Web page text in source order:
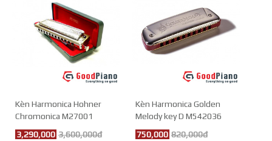
Kèn Harmonica Hohner
Chromonica M27001
3,290,000 3,600,000đ
Kèn Harmonica Golden
Melody key D M542036
750,000 820,000đ